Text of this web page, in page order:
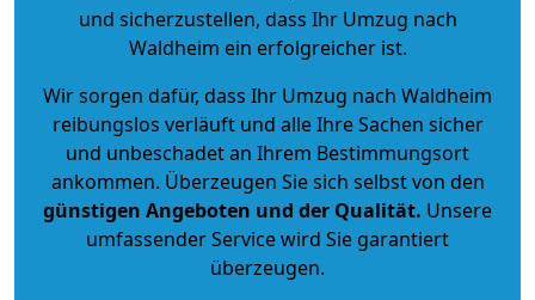
und sicherzustellen, dass Ihr Umzug nach
Waldheim ein erfolgreicher ist.
Wir sorgen dafür, dass Ihr Umzug nach Waldheim
reibungslos verläuft und alle Ihre Sachen sicher
und unbeschadet an Ihrem Bestimmungsort
ankommen. Überzeugen Sie sich selbst von den
günstigen Angeboten und der Qualität. Unsere
umfassender Service wird Sie garantiert
überzeugen.